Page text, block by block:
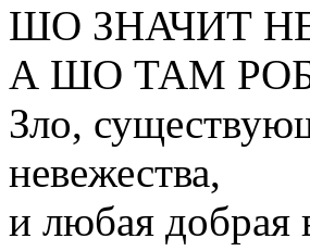
ШО ЗНАЧИТ
А ШО ТАМ
Зло,
невежества,
и любая добрая